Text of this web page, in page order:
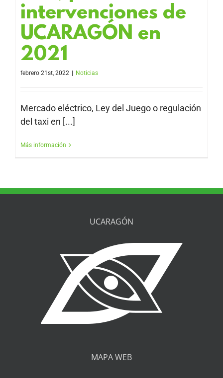
intervenciones de
UCARAGÓN en
2021
febrero 21st, 2022 Noticias
Mercado eléctrico, Ley del Juego o regulación
del taxi en [...]
Más información
UCARAGÓN
MAPA WEB